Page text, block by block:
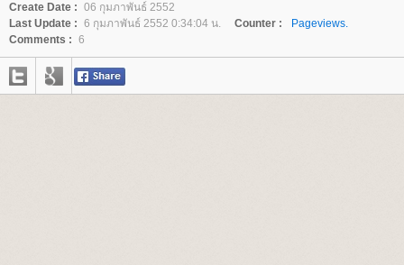
Create Date : 06 กุมภาพันธ์ 2552
Last Update : 6 กุมภาพันธ์ 2552 0:34:04 น. Counter :
Pageviews.
Comments : 6